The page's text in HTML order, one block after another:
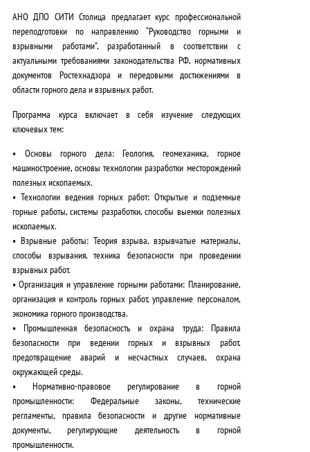
АНО ДПО СИТИ Столица предлагает курс профессиональной
переподготовки по направлению “Руководство горными и
взрывными работами”, разработанный в соответствии с
актуальными требованиями законодательства РФ, нормативных
документов Ростехнадзора и передовыми достижениями в
области горного дела и взрывных работ.
Программа курса включает в себя изучение следующих
ключевых тем:
• Основы горного дела: Геология, геомеханика, горное
машиностроение, основы технологии разработки месторождений
полезных ископаемых.
• Технологии ведения горных работ: Открытые и подземные
горные работы, системы разработки, способы выемки полезных
ископаемых.
• Взрывные работы: Теория взрыва, взрывчатые материалы,
способы взрывания, техника безопасности при проведении
взрывных работ.
•Организация и управление горными работами: Планирование,
организация и контроль горных работ, управление персоналом,
экономика горного производства.
•Промышленная безопасность и охрана труда: Правила
безопасности при ведении горных и взрывных работ,
предотвращение аварий и несчастных случаев, охрана
окружающей среды.
•Нормативно-правовое регулирование в горной
промышленности: Федеральные законы, технические
регламенты, правила безопасности и другие нормативные
документы, регулирующие деятельность в горной
промышленности.